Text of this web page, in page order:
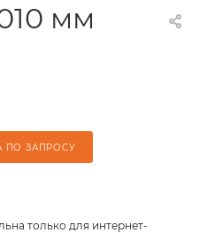
мм
ПО ЗАПРОСУ
только для интернет-